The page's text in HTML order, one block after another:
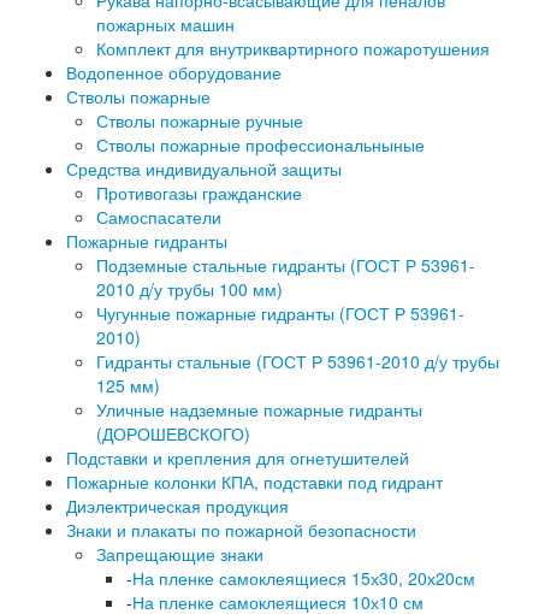
пожарных машин
Комплект для внутриквартирного пожаротушения
Водопенное оборудование
Стволы пожарные
Стволы пожарные ручные
Стволы пожарные профессиональныные
Средства индивидуальной защиты
Противогазы гражданские
Самоспасатели
Пожарные гидранты
Подземные стальные гидранты (ГОСТ Р 53961-
2010 д/у трубы 100 мм)
Чугунные пожарные гидранты (ГОСТ Р 53961-
2010)
Гидранты стальные (ГОСТ Р 53961-2010 д/у трубы
125 мм)
Уличные надземные пожарные гидранты
(ДОРОШЕВСКОГО)
Подставки и крепления для огнетушителей
Пожарные колонки КПА, подставки под гидрант
Диэлектрическая продукция
Знаки и плакаты по пожарной безопасности
Запрещающие знаки
-На пленке самоклеящиеся 15х30, 20х20см
-На пленке самоклеящиеся 10х10 см